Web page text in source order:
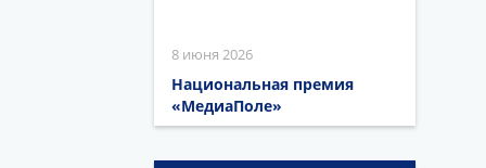
8 июня 2026
Национальная премия
«МедиаПоле»